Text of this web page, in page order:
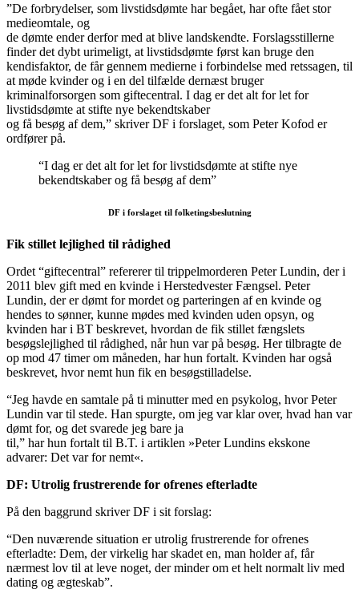
”De forbrydelser, som livstidsdømte har begået, har ofte fået stor
medieomtale, og
de dømte ender derfor med at blive landskendte. Forslagsstillerne
finder det dybt urimeligt, at livstidsdømte først kan bruge den
kendisfaktor, de får gennem medierne i forbindelse med retssagen, til
at møde kvinder og i en del tilfælde dernæst bruger
kriminalforsorgen som giftecentral. I dag er det alt for let for
livstidsdømte at stifte nye bekendtskaber
og få besøg af dem,” skriver DF i forslaget, som Peter Kofod er
ordfører på.
“I dag er det alt for let for livstidsdømte at stifte nye
bekendtskaber og få besøg af dem”
DF i forslaget til folketingsbeslutning
Fik stillet lejlighed til rådighed
Ordet “giftecentral” refererer til trippelmorderen Peter Lundin, der i
2011 blev gift med en kvinde i Herstedvester Fængsel. Peter
Lundin, der er dømt for mordet og parteringen af en kvinde og
hendes to sønner, kunne mødes med kvinden uden opsyn, og
kvinden har i BT beskrevet, hvordan de fik stillet fængslets
besøgslejlighed til rådighed, når hun var på besøg. Her tilbragte de
op mod 47 timer om måneden, har hun fortalt. Kvinden har også
beskrevet, hvor nemt hun fik en besøgstilladelse.
“Jeg havde en samtale på ti minutter med en psykolog, hvor Peter
Lundin var til stede. Han spurgte, om jeg var klar over, hvad han var
dømt for, og det svarede jeg bare ja
til,” har hun fortalt til B.T. i artiklen »Peter Lundins ekskone
advarer: Det var for nemt«.
DF: Utrolig frustrerende for ofrenes efterladte
På den baggrund skriver DF i sit forslag:
“Den nuværende situation er utrolig frustrerende for ofrenes
efterladte: Dem, der virkelig har skadet en, man holder af, får
nærmest lov til at leve noget, der minder om et helt normalt liv med
dating og ægteskab”.